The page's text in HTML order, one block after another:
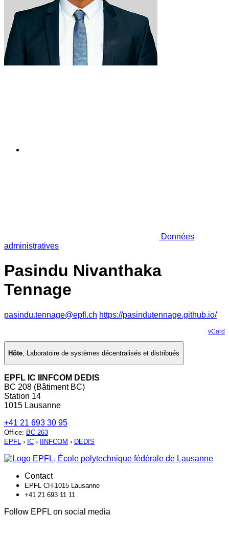
Données
administratives
Pasindu Nivanthaka
Tennage
pasindu.tennage@epfl.ch https://pasindutennage.github.io/
vCard
Hôte, Laboratoire de systèmes décentralisés et distribués
EPFL IC IINFCOM DEDIS
BC 208 (Bâtiment BC)
Station 14
1015 Lausanne
+41 21 693 30 95
Office: BC 263
EPFL › IC › IINFCOM › DEDIS
Contact
EPFL CH-1015 Lausanne
+41 21 693 11 11
Follow EPFL on social media